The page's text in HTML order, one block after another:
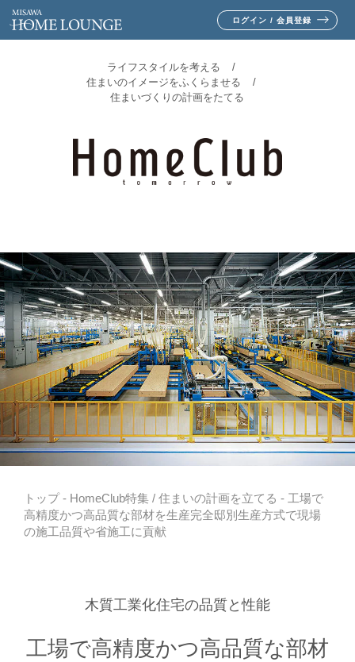
ログイン / 会員登録
ライフスタイルを考える
住まいのイメージをふくらませる
住まいづくりの計画をたてる
トップ- HomeClub特集/ 住まいの計画を立てる - 工場で
高精度かつ高品質な部材を生産完全邸別生産方式で現場
の施工品質や省施工に貢献
木質工業化住宅の品質と性能
工場で高精度かつ高品質な部材